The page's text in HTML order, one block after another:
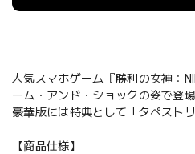
人気スマホゲーム『勝利の女神：
ーム・アンド・ショックの姿で登場
豪華版には特典として「タペスト
【商品仕様】